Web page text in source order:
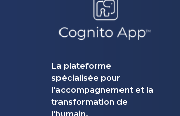
La plateforme
spécialisée pour
l'accompagnement et la
transformation de
.